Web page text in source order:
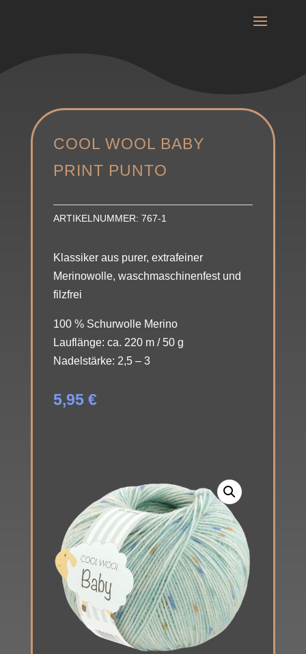
COOL WOOL BABY
PRINT PUNTO
ARTIKELNUMMER: 767-1
Klassiker aus purer, extrafeiner
Merinowolle, waschmaschinenfest und
filzfrei
100 % Schurwolle Merino
Lauflänge: ca. 220 m / 50 g
Nadelstärke: 2,5 – 3
5,95 €